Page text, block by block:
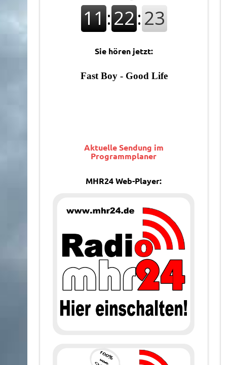
Sie hören jetzt:
Aktuelle Sendung im
Programmplaner
MHR24 Web-Player: